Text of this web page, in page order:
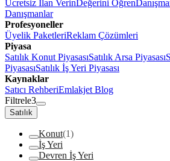
Ücretsiz İlan VerinDeğerini Öğren
Danışmanlar
Profesyoneller
Üyelik PaketleriReklam Çözümleri
Piyasa
Satılık Konut PiyasasıSatılık Arsa Piyasası
PiyasasıSatılık İş Yeri Piyasası
Kaynaklar
Satıcı RehberiEmlakjet Blog
Filtrele3
Satılık
Konut(1)
İş Yeri
Devren İş Yeri